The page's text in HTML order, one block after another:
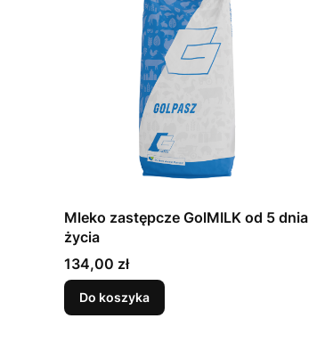
Mleko zastępcze GolMILK od 5 dnia
życia
Cena
134,00 zł
Do koszyka